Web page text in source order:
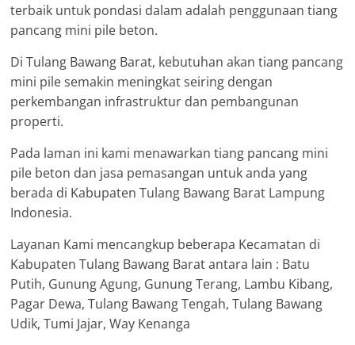
terbaik untuk pondasi dalam adalah penggunaan tiang
pancang mini pile beton.
Di Tulang Bawang Barat, kebutuhan akan tiang pancang
mini pile semakin meningkat seiring dengan
perkembangan infrastruktur dan pembangunan
properti.
Pada laman ini kami menawarkan tiang pancang mini
pile beton dan jasa pemasangan untuk anda yang
berada di Kabupaten Tulang Bawang Barat Lampung
Indonesia.
Layanan Kami mencangkup beberapa Kecamatan di
Kabupaten Tulang Bawang Barat antara lain : Batu
Putih, Gunung Agung, Gunung Terang, Lambu Kibang,
Pagar Dewa, Tulang Bawang Tengah, Tulang Bawang
Udik, Tumi Jajar, Way Kenanga